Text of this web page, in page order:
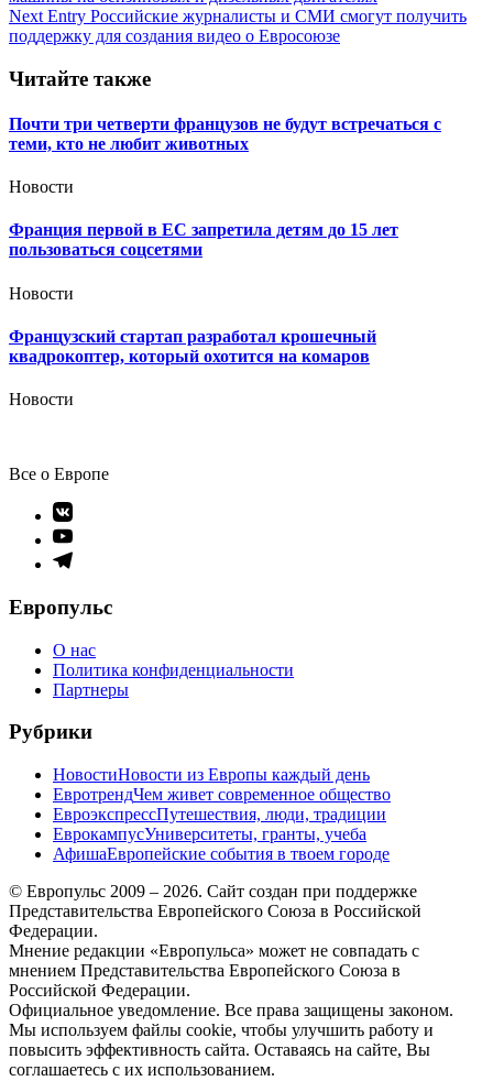
по
записям
Next Entry Российские журналисты и СМИ cмогут получить
поддержку для создания видео о Евросоюзе
Читайте также
Почти три четверти французов не будут встречаться с
теми, кто не любит животных
Новости
Франция первой в ЕС запретила детям до 15 лет
пользоваться соцсетями
Новости
Французский стартап разработал крошечный
квадрокоптер, который охотится на комаров
Новости
Все о Европе
Элемент
меню
Элемент
меню
Элемент
Европульс
О нас
Политика конфиденциальности
Партнеры
Рубрики
НовостиНовости из Европы каждый день
ЕвротрендЧем живет современное общество
ЕвроэкспрессПутешествия, люди, традиции
ЕврокампусУниверситеты, гранты, учеба
АфишаЕвропейские события в твоем городе
© Европульс 2009 – 2026. Сайт создан при поддержке
Представительства Европейского Союза в Российской
Федерации.
Мнение редакции «Европульса» может не совпадать с
мнением Представительства Европейского Союза в
Российской Федерации.
Официальное уведомление. Все права защищены законом.
Мы используем файлы cookie, чтобы улучшить работу и
повысить эффективность сайта. Оставаясь на сайте, Вы
соглашаетесь с их использованием.